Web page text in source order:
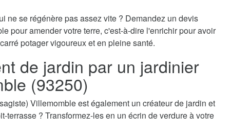
ne se régénère pas assez vite ? Demandez un devis
pour amender votre terre, c'est-à-dire l'enrichir pour avoir
potager vigoureux et en pleine santé.
de jardin par un jardinier
(93250)
Villemomble est également un créateur de jardin et
terrasse ? Transformez-les en un écrin de verdure à votre